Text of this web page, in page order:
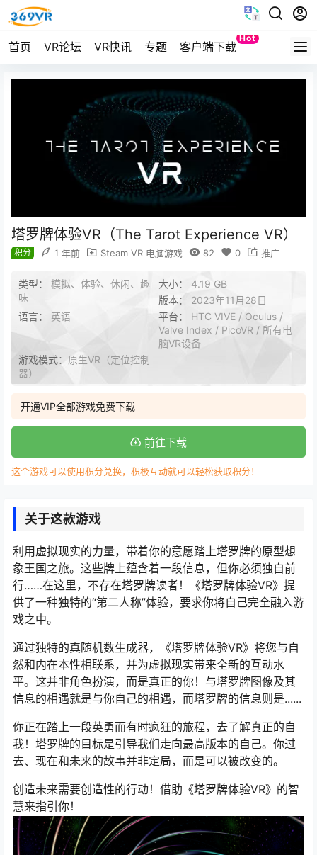
首页 VR论坛 VR快讯 专题 客户端下载
Hot
Quest
塔罗牌体验VR（The Tarot Experience VR）
积分 1 年前 Steam VR 电脑游戏 82 0 推广
类型： 模拟、体验、休闲、趣
味
大小： 4.19 GB
版本： 2023年11月28日
语言： 英语 平台： HTC VIVE / Oculus /
Valve Index / PicoVR / 所有电
脑VR设备
游戏模式： 原生VR（定位控制
器）
开通VIP全部游戏免费下载
前往下载
这个游戏可以使用积分兑换，积极互动就可以轻松获取积分！
关于这款游戏
利用虚拟现实的力量，带着你的意愿踏上塔罗牌的原型想
象王国之旅。这些牌上蕴含着一段信息，但你必须独自前
行……在这里，不存在塔罗牌读者！《塔罗牌体验VR》提
供了一种独特的“第二人称”体验，要求你将自己完全融入游
戏之中。
通过独特的真随机数生成器，《塔罗牌体验VR》将您与自
然和内在本性相联系，并为虚拟现实带来全新的互动水
平。这并非角色扮演，而是真正的你！与塔罗牌图像及其
信息的相遇就是与你自己的相遇，而塔罗牌的信息则是......
你正在踏上一段英勇而有时疯狂的旅程，去了解真正的自
我！塔罗牌的目标是引导我们走向最高版本的自己。你过
去、现在和未来的故事并非定局，而是可以被改变的。
创造未来需要创造性的行动！借助《塔罗牌体验VR》的智
慧来指引你！